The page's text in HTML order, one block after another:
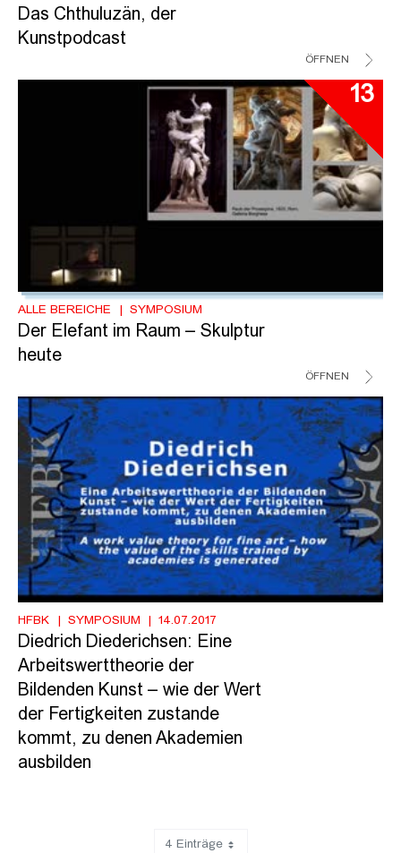
Das Chthuluzän, der
Kunstpodcast
ÖFFNEN
13
ALLE BEREICHE SYMPOSIUM
Der Elefant im Raum – Skulptur
heute
ÖFFNEN
HFBK SYMPOSIUM 14.07.2017
Diedrich Diederichsen: Eine
Arbeitswerttheorie der
Bildenden Kunst – wie der Wert
der Fertigkeiten zustande
kommt, zu denen Akademien
ausbilden
4 Einträge